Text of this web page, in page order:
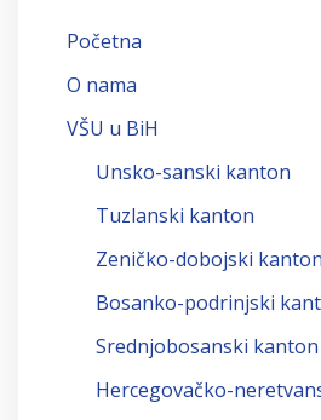
Početna
O nama
VŠU u BiH
Unsko-sanski kanton
Tuzlanski kanton
Zeničko-dobojski kanton
Bosanko-podrinjski
Srednjobosanski kanton
Hercegovačko-